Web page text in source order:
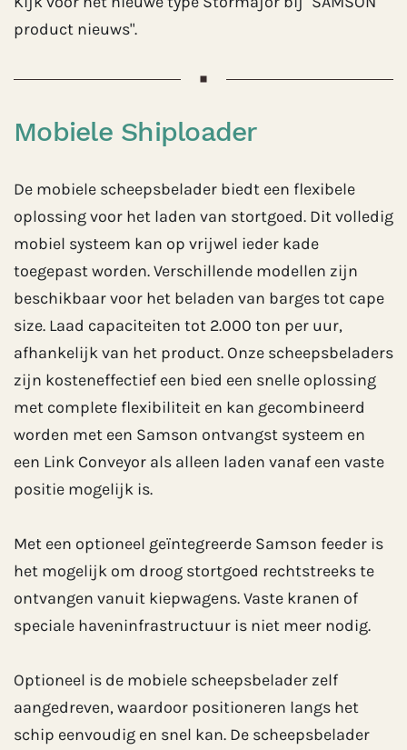
product nieuws".
Mobiele Shiploader
De mobiele scheepsbelader biedt een flexibele
oplossing voor het laden van stortgoed. Dit volledig
mobiel systeem kan op vrijwel ieder kade
toegepast worden. Verschillende modellen zijn
beschikbaar voor het beladen van barges tot cape
size. Laad capaciteiten tot 2.000 ton per uur,
afhankelijk van het product. Onze scheepsbeladers
zijn kosteneffectief een bied een snelle oplossing
met complete flexibiliteit en kan gecombineerd
worden met een Samson ontvangst systeem en
een Link Conveyor als alleen laden vanaf een vaste
positie mogelijk is.
Met een optioneel geïntegreerde Samson feeder is
het mogelijk om droog stortgoed rechtstreeks te
ontvangen vanuit kiepwagens. Vaste kranen of
speciale haveninfrastructuur is niet meer nodig.
Optioneel is de mobiele scheepsbelader zelf
aangedreven, waardoor positioneren langs het
schip eenvoudig en snel kan. De scheepsbelader